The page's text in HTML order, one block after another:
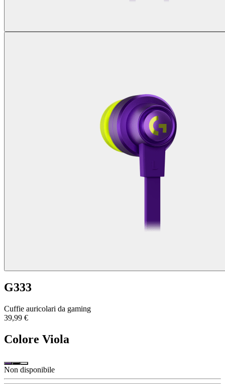
G333
Cuffie auricolari da gaming
39,99 €
Colore Viola
Non disponibile